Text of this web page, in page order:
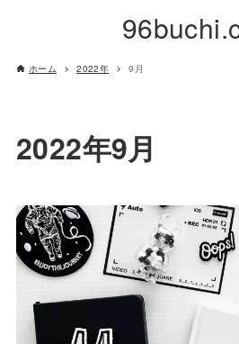
ホーム 2022年 9月
2022年9月